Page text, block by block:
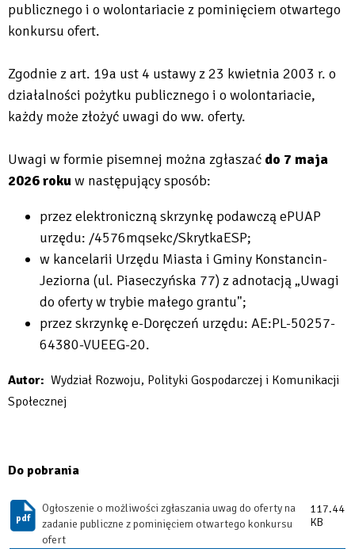
publicznego i o wolontariacie z pominięciem otwartego
konkursu ofert.
Zgodnie z art. 19a ust 4 ustawy z 23 kwietnia 2003 r. o
działalności pożytku publicznego i o wolontariacie,
każdy może złożyć uwagi do ww. oferty.
Uwagi w formie pisemnej można zgłaszać do 7 maja
2026 rokuw następujący sposób:
przez elektroniczną skrzynkę podawczą ePUAP
urzędu: /4576mqsekc/SkrytkaESP;
w kancelarii Urzędu Miasta i Gminy Konstancin-
Jeziorna (ul. Piaseczyńska 77) z adnotacją „Uwagi
do oferty w trybie małego grantu";
przez skrzynkę e-Doręczeń urzędu: AE:PL-50257-
64380-VUEEG-20.
Autor
Wydział Rozwoju, Polityki Gospodarczej i Komunikacji
Społecznej
Do pobrania
Ogłoszenie o możliwości zgłaszania uwag do oferty na
zadanie publiczne z pominięciem otwartego konkursu
ofert
117.44
KB